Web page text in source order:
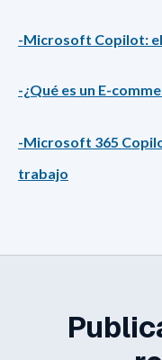
-Microsoft Copilot:
-¿Qué es un E-
-Microsoft 365
trabajo